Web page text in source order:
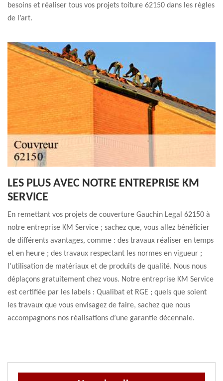
besoins et réaliser tous vos projets toiture 62150 dans les règles
de l’art.
LES PLUS AVEC NOTRE ENTREPRISE KM
SERVICE
En remettant vos projets de couverture Gauchin Legal 62150 à
notre entreprise KM Service ; sachez que, vous allez bénéficier
de différents avantages, comme : des travaux réaliser en temps
et en heure ; des travaux respectant les normes en vigueur ;
l’utilisation de matériaux et de produits de qualité. Nous nous
déplaçons gratuitement chez vous. Notre entreprise KM Service
est certifiée par les labels : Qualibat et RGE ; quels que soient
les travaux que vous envisagez de faire, sachez que nous
accompagnons nos réalisations d’une garantie décennale.